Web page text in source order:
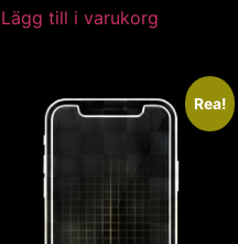
Lägg till i varukorg
Rea!